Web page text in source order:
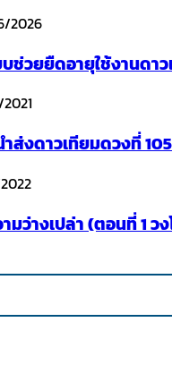
2026
ช่วยยืดอายุใช้งานดา
งดาวเทียมดวงที่
มว่างเปล่า (ตอนที่ 1